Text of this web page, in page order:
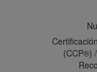
(CCP®)